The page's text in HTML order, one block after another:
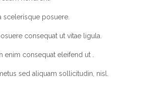
scelerisque posuere.
consequat ut vitae ligula.
enim consequat eleifend ut .
sed aliquam sollicitudin, nisl.